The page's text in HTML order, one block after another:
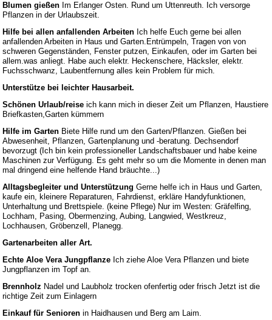
Blumen gießen Im Erlanger Osten. Rund um Uttenreuth. Ich versorge
Pflanzen in der Urlaubszeit.
Hilfe bei allen anfallenden Arbeiten Ich helfe Euch gerne bei allen
anfallenden Arbeiten in Haus und Garten.Entrümpeln, Tragen von von
schweren Gegenständen, Fenster putzen, Einkaufen, oder im Garten bei
allem.was anliegt. Habe auch elektr. Heckenschere, Häcksler, elektr.
Fuchsschwanz, Laubentfernung alles kein Problem für mich.
Unterstütze bei leichter Hausarbeit.
Schönen Urlaub/reise ich kann mich in dieser Zeit um Pflanzen, Haustiere
Briefkasten,Garten kümmern
Hilfe im Garten Biete Hilfe rund um den Garten/Pflanzen. Gießen bei
Abwesenheit, Pflanzen, Gartenplanung und -beratung. Dechsendorf
bevorzugt (Ich bin kein professioneller Landschaftsbauer und habe keine
Maschinen zur Verfügung. Es geht mehr so um die Momente in denen man
mal dringend eine helfende Hand bräuchte...)
Alltagsbegleiter und Unterstützung Gerne helfe ich in Haus und Garten,
kaufe ein, kleinere Reparaturen, Fahrdienst, erkläre Handyfunktionen,
Unterhaltung und Brettspiele. (keine Pflege) Nur im Westen: Gräfelfing,
Lochham, Pasing, Obermenzing, Aubing, Langwied, Westkreuz,
Lochhausen, Gröbenzell, Planegg.
Gartenarbeiten aller Art.
Echte Aloe Vera Jungpflanze Ich ziehe Aloe Vera Pflanzen und biete
Jungpflanzen im Topf an.
Brennholz Nadel und Laubholz trocken ofenfertig oder frisch Jetzt ist die
richtige Zeit zum Einlagern
Einkauf für Senioren in Haidhausen und Berg am Laim.